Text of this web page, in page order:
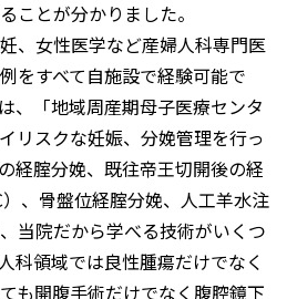
ことが分かりました。
、女性医学など産婦人科専門医
をすべて自施設で経験可能で
、「地域周産期母子医療センタ
リスクな妊娠、分娩管理を行っ
経腟分娩、既往帝王切開後の経
、骨盤位経腟分娩、人工羊水注
当院だから学べる技術がいくつ
科領域では良性腫瘍だけでなく
も開腹手術だけでなく腹腔鏡下